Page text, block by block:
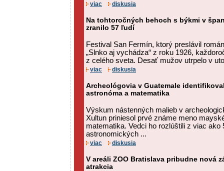
viac diskusia
Na tohtoročných behoch s býkmi v
zranilo 57 ľudí
Festival San Fermín, ktorý preslávil
„Slnko aj vychádza“ z roku 1926,
z celého sveta. Desať mužov utrpelo v
viac diskusia
Archeológovia v Guatemale
astronóma a matematika
Výskum nástenných malieb v
Xultun priniesol prvé známe meno
matematika. Vedci ho rozlúštili z viac
astronomických ...
viac diskusia
V areáli ZOO Bratislava pribudne nová
atrakcia